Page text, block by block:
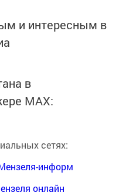
и интересным в
в
MАХ:
сетях:
информ
онлайн